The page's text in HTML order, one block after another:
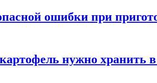
ошибки при
нужно хранить